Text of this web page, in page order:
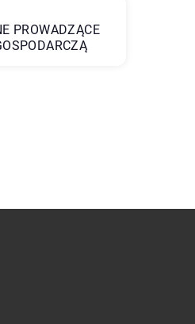
PROWADZĄCE